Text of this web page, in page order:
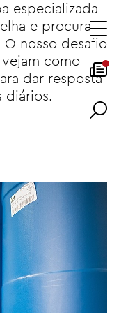
especializada
e procura
nosso desafio
como
dar resposta
diários.